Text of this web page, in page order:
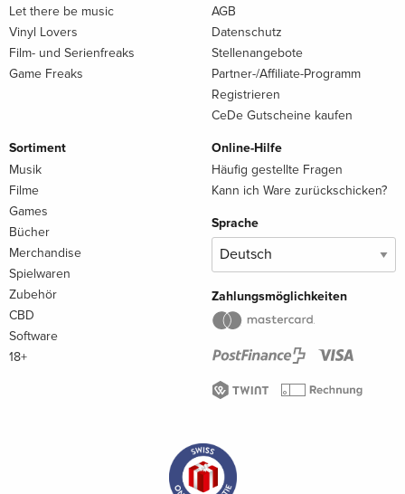
Let there be music
Vinyl Lovers
Film- und Serienfreaks
Game Freaks
AGB
Datenschutz
Stellenangebote
Partner-/Affiliate-Programm
Registrieren
CeDe Gutscheine kaufen
Sortiment
Musik
Filme
Games
Bücher
Merchandise
Spielwaren
Zubehör
CBD
Software
18+
Online-Hilfe
Häufig gestellte Fragen
Kann ich Ware zurückschicken?
Sprache
Zahlungsmöglichkeiten